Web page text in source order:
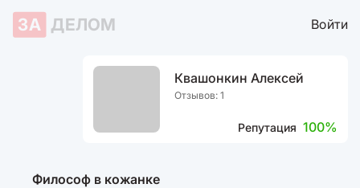
ЗА ДЕЛОМ Войти
Квашонкин Алексей
Отзывов: 1
Репутация 100%
Философ в кожанке